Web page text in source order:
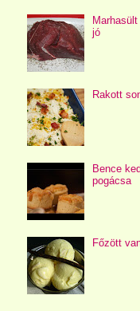
jó
Rakott
Bence
pogácsa
Főzött